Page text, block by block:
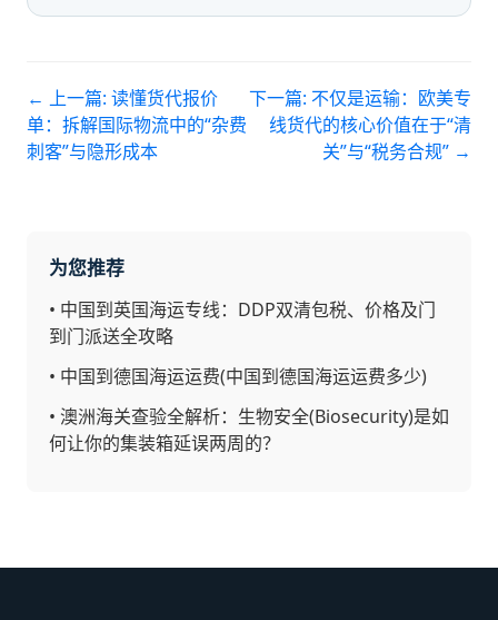
← 上一篇: 读懂货代报价
单：拆解国际物流中的“杂费
刺客”与隐形成本
下一篇: 不仅是运输：欧美专
线货代的核心价值在于“清
关”与“税务合规” →
为您推荐
• 中国到英国海运专线：DDP双清包税、价格及门
到门派送全攻略
• 中国到德国海运运费(中国到德国海运运费多少)
• 澳洲海关查验全解析：生物安全(Biosecurity)是如
何让你的集装箱延误两周的？